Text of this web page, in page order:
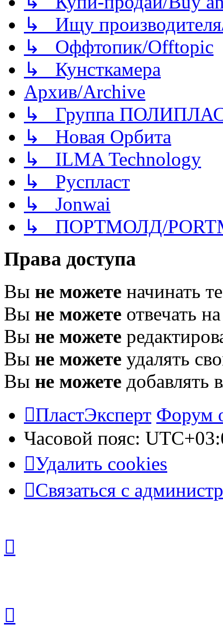
↳ Ищу
↳ Оффтопик/Offtopic
↳ Кунсткамера
Архив/Archive
↳ Группа
↳ Новая Орбита
↳ ILMA Technology
↳ Руспласт
↳ Jonwai
↳ ПОРТМОЛД/
Права доступа
Вы не можете начинать
Вы не можете отвечать
Вы не можете
Вы не можете удалять
Вы не можете добавлять
ПластЭксперт Форум
Часовой пояс:
Удалить cookies
Связаться с